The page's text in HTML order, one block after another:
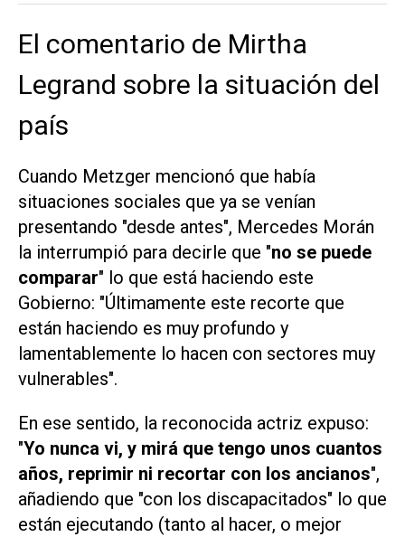
El comentario de Mirtha
Legrand sobre la situación del
país
Cuando Metzger mencionó que había
situaciones sociales que ya se venían
presentando "desde antes", Mercedes Morán
la interrumpió para decirle que "no se puede
comparar" lo que está haciendo este
Gobierno: "Últimamente este recorte que
están haciendo es muy profundo y
lamentablemente lo hacen con sectores muy
vulnerables".
En ese sentido, la reconocida actriz expuso:
"Yo nunca vi, y mirá que tengo unos cuantos
años, reprimir ni recortar con los ancianos",
añadiendo que "con los discapacitados" lo que
están ejecutando (tanto al hacer, o mejor